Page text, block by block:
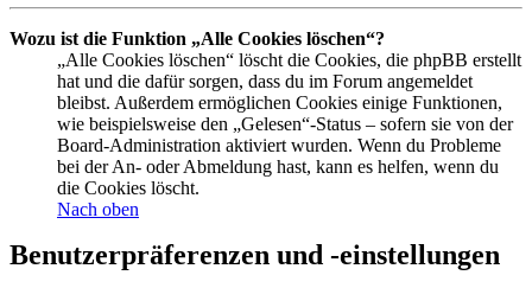
Wozu ist die Funktion „Alle Cookies löschen“?
„Alle Cookies löschen“ löscht die Cookies, die phpBB erstellt
hat und die dafür sorgen, dass du im Forum angemeldet
bleibst. Außerdem ermöglichen Cookies einige Funktionen,
wie beispielsweise den „Gelesen“-Status – sofern sie von der
Board-Administration aktiviert wurden. Wenn du Probleme
bei der An- oder Abmeldung hast, kann es helfen, wenn du
die Cookies löscht.
Nach oben
Benutzerpräferenzen und -einstellungen